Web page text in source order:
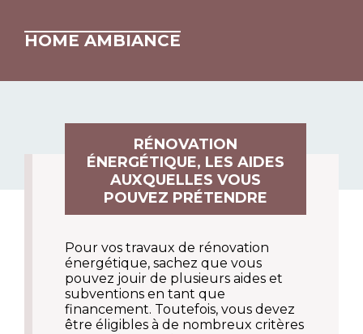
HOME AMBIANCE
RÉNOVATION
ÉNERGÉTIQUE, LES AIDES
AUXQUELLES VOUS
POUVEZ PRÉTENDRE
Pour vos travaux de rénovation
énergétique, sachez que vous
pouvez jouir de plusieurs aides et
subventions en tant que
financement. Toutefois, vous devez
être éligibles à de nombreux critères